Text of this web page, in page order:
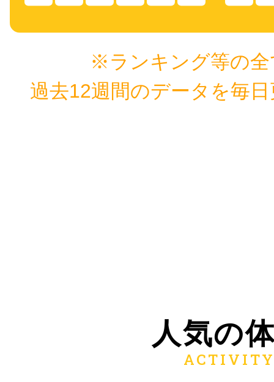
※ランキング等の全
過去12週間のデータを毎
人気の
高知市